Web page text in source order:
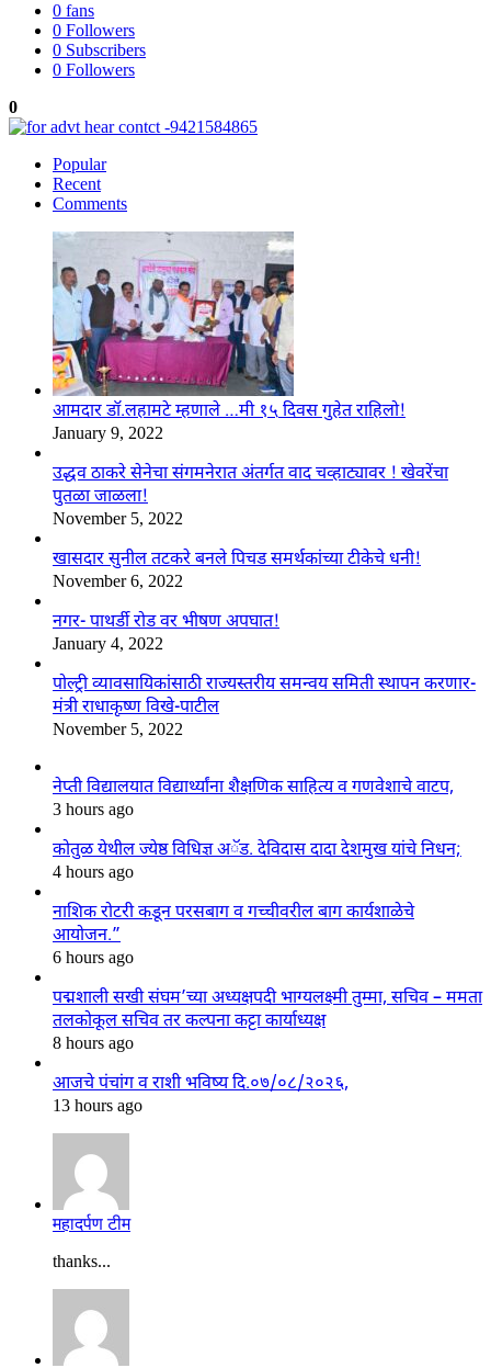
0 fans
0 Followers
0 Subscribers
0 Followers
0
Popular
Recent
Comments
आमदार डॉ.लहामटे म्हणाले …मी १५ दिवस गुहेत राहिलो!
January 9, 2022
उद्धव ठाकरे सेनेचा संगमनेरात अंतर्गत वाद चव्हाट्यावर ! खेवरेंचा
पुतळा जाळला!
November 5, 2022
खासदार सुनील तटकरे बनले पिचड समर्थकांच्या टीकेचे धनी!
November 6, 2022
नगर- पाथर्डी रोड वर भीषण अपघात!
January 4, 2022
पोल्ट्री व्यावसायिकांसाठी राज्यस्तरीय समन्वय समिती स्थापन करणार-
मंत्री राधाकृष्ण विखे-पाटील
November 5, 2022
नेप्ती विद्यालयात विद्यार्थ्यांना शैक्षणिक साहित्य व गणवेशाचे वाटप,
3 hours ago
कोतुळ येथील ज्येष्ठ विधिज्ञ अॅड. देविदास दादा देशमुख यांचे निधन;
4 hours ago
नाशिक रोटरी कडून परसबाग व गच्चीवरील बाग कार्यशाळेचे
आयोजन.”
6 hours ago
पद्मशाली सखी संघम’च्या अध्यक्षपदी भाग्यलक्ष्मी तुम्मा, सचिव – ममता
तलकोकूल सचिव तर कल्पना कट्टा कार्याध्यक्ष
8 hours ago
आजचे पंचांग व राशी भविष्य दि.०७/०८/२०२६,
13 hours ago
महादर्पण टीम
thanks...